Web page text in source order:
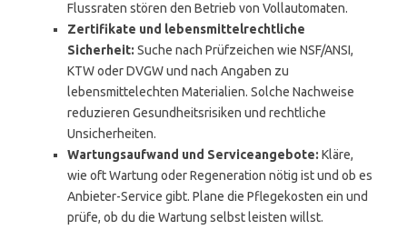
Flussraten stören den Betrieb von Vollautomaten.
Zertifikate und lebensmittelrechtliche
Sicherheit: Suche nach Prüfzeichen wie NSF/ANSI,
KTW oder DVGW und nach Angaben zu
lebensmittelechten Materialien. Solche Nachweise
reduzieren Gesundheitsrisiken und rechtliche
Unsicherheiten.
Wartungsaufwand und Serviceangebote: Kläre,
wie oft Wartung oder Regeneration nötig ist und ob es
Anbieter-Service gibt. Plane die Pflegekosten ein und
prüfe, ob du die Wartung selbst leisten willst.